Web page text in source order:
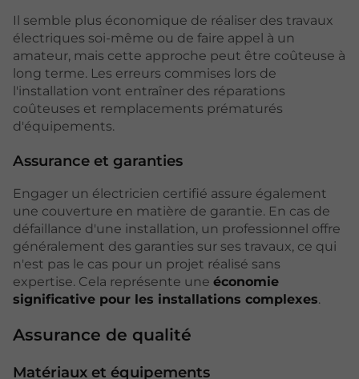
Il semble plus économique de réaliser des travaux
électriques soi-même ou de faire appel à un
amateur, mais cette approche peut être coûteuse à
long terme. Les erreurs commises lors de
l'installation vont entraîner des réparations
coûteuses et remplacements prématurés
d'équipements.
Assurance et garanties
Engager un électricien certifié assure également
une couverture en matière de garantie. En cas de
défaillance d'une installation, un professionnel offre
généralement des garanties sur ses travaux, ce qui
n'est pas le cas pour un projet réalisé sans
expertise. Cela représente une économie
significative pour les installations complexes.
Assurance de qualité
Matériaux et équipements